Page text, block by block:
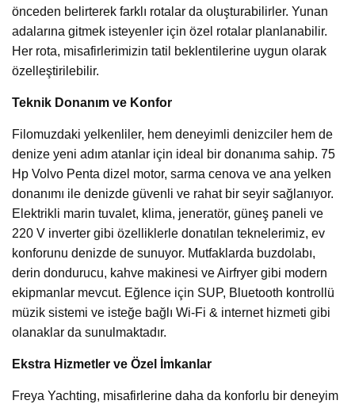
önceden belirterek farklı rotalar da oluşturabilirler. Yunan
adalarına gitmek isteyenler için özel rotalar planlanabilir.
Her rota, misafirlerimizin tatil beklentilerine uygun olarak
özelleştirilebilir.
Teknik Donanım ve Konfor
Filomuzdaki yelkenliler, hem deneyimli denizciler hem de
denize yeni adım atanlar için ideal bir donanıma sahip. 75
Hp Volvo Penta dizel motor, sarma cenova ve ana yelken
donanımı ile denizde güvenli ve rahat bir seyir sağlanıyor.
Elektrikli marin tuvalet, klima, jeneratör, güneş paneli ve
220 V inverter gibi özelliklerle donatılan teknelerimiz, ev
konforunu denizde de sunuyor. Mutfaklarda buzdolabı,
derin dondurucu, kahve makinesi ve Airfryer gibi modern
ekipmanlar mevcut. Eğlence için SUP, Bluetooth kontrollü
müzik sistemi ve isteğe bağlı Wi-Fi & internet hizmeti gibi
olanaklar da sunulmaktadır.
Ekstra Hizmetler ve Özel İmkanlar
Freya Yachting, misafirlerine daha da konforlu bir deneyim